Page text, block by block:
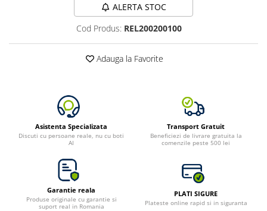
ALERTA STOC
Cod Produs: REL200200100
Adauga la Favorite
Asistenta Specializata
Discuti cu persoane reale, nu cu boti
AI
Transport Gratuit
Beneficiezi de livrare gratuita la
comenzile peste 500 lei
Garantie reala
Produse originale cu garantie si
suport real in Romania
PLATI SIGURE
Plateste online rapid si in siguranta